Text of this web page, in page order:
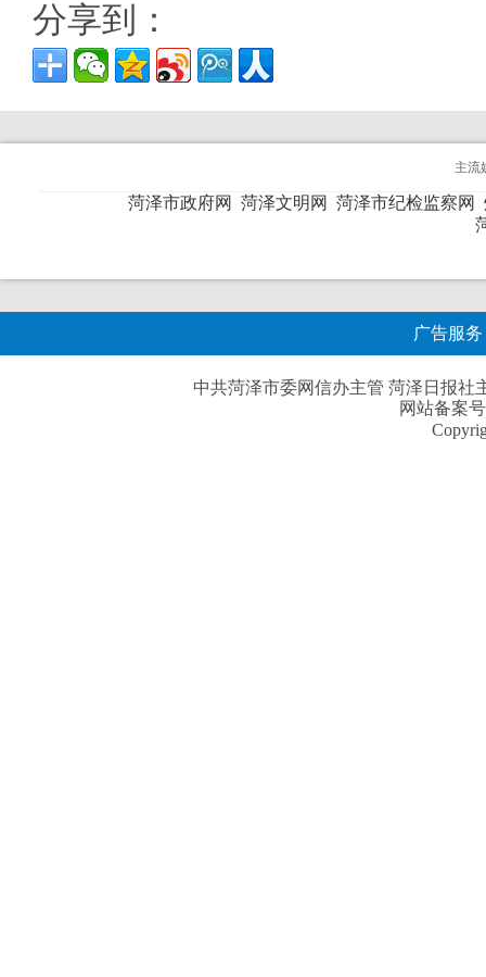
分享到：
主流
菏泽市政府网 菏泽文明网 菏泽市纪检监察网
广告服务
中共菏泽市委网信办主管 菏泽日报社
网站备案